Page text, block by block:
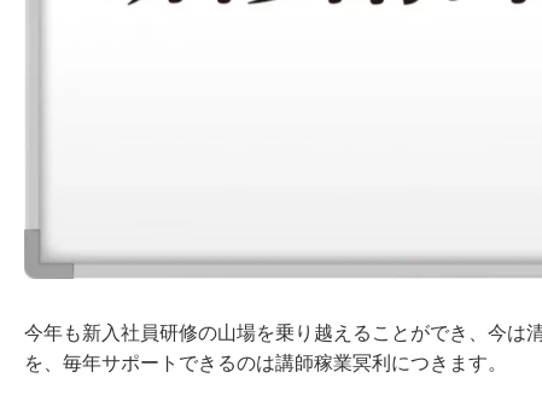
今年も新入社員研修の山場を乗り越えることができ、今は
を、毎年サポートできるのは講師稼業冥利につきます。